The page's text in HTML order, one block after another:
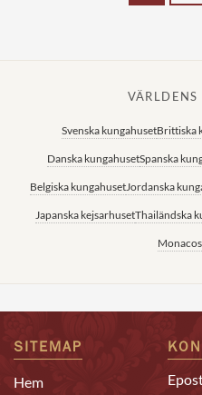
Svenska kungahusetBrittiska
Danska kungahusetSpanska
Belgiska kungahusetJordanska
Japanska kejsarhusetThailändska
SITEMAP
Hem